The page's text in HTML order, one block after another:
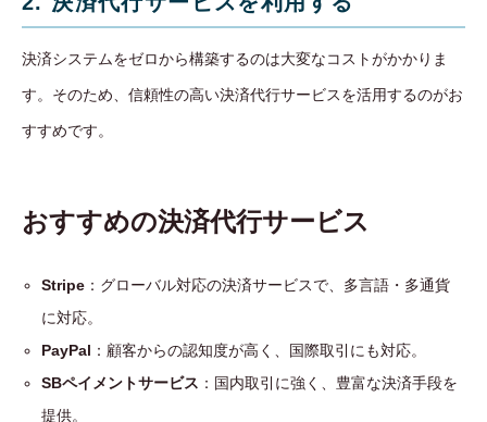
決済システムをゼロから構築するのは大変なコストがかかりま
す。そのため、信頼性の高い決済代行サービスを活用するのがお
すすめです。
おすすめの決済代行サービス
Stripe ：グローバル対応の決済サービスで、多言語・多通貨
に対応。
PayPal ：顧客からの認知度が高く、国際取引にも対応。
SBペイメントサービス ：国内取引に強く、豊富な決済手段を
提供。